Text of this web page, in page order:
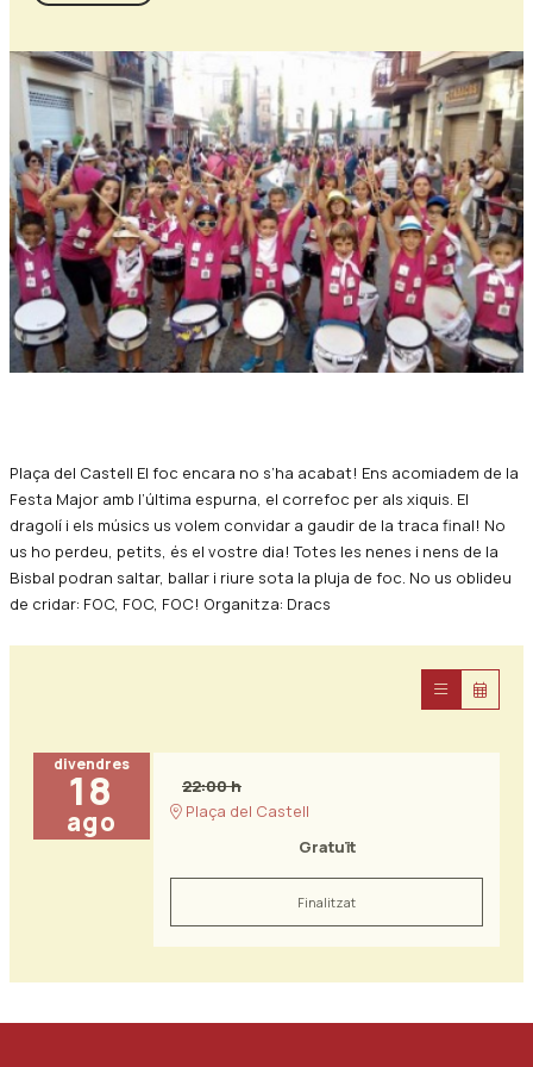
Plaça del Castell El foc encara no s’ha acabat! Ens acomiadem de la
Festa Major amb l’última espurna, el correfoc per als xiquis. El
dragolí i els músics us volem convidar a gaudir de la traca final! No
us ho perdeu, petits, és el vostre dia! Totes les nenes i nens de la
Bisbal podran saltar, ballar i riure sota la pluja de foc. No us oblideu
de cridar: FOC, FOC, FOC! Organitza: Dracs
divendres
18
ago
22:00 h
Plaça del Castell
Gratuït
Finalitzat